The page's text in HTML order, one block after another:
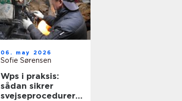
06. may 2026
Sofie Sørensen
Wps i praksis:
sådan sikrer
svejseprocedurer